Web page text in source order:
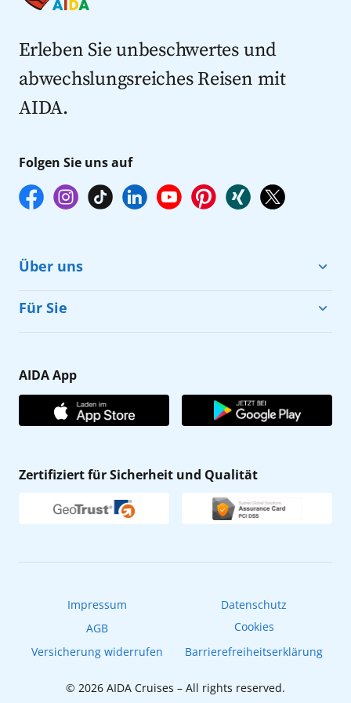
Kreuzfahrten 2027
Erleben Sie unbeschwertes und
abwechslungsreiches Reisen mit
AIDA.
Folgen Sie uns auf
Über uns
Cruise & Help
Karriere
Affiliateprogramm
Verhaltens- & Ethikkodex
Newsletter
Für Sie
Gästefragebogen
AIDA Club
AIDA App
Zertifiziert für Sicherheit und Qualität
Impressum
Datenschutz
AGB
Cookies
Versicherung widerrufen
Barrierefreiheitserklärung
© 2026 AIDA Cruises – All rights reserved.